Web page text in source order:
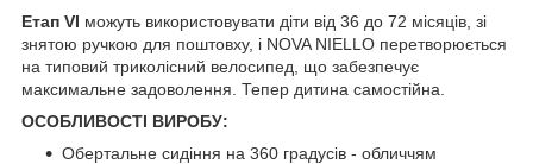
Етап VI можуть використовувати діти від 36 до 72 місяців, зі
знятою ручкою для поштовху, і NOVA NIELLO перетворюється
на типовий триколісний велосипед, що забезпечує
максимальне задоволення. Тепер дитина самостійна.
ОСОБЛИВОСТІ ВИРОБУ:
Обертальне сидіння на 360 градусів - обличчям